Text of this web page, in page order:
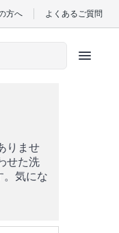
方へ よくあるご質問
menu
りませ
せた洗
。気にな